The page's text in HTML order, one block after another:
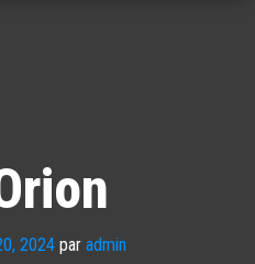
2024par admin